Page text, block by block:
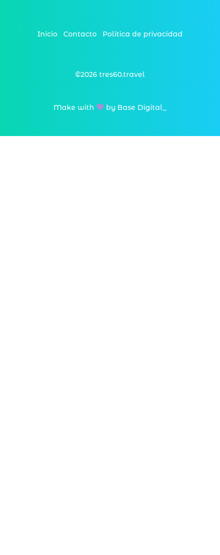
Inicio Contacto Política de privacidad
©2026 tres60.travel
Make with by Base Digital_